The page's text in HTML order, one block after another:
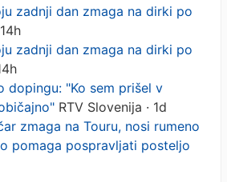
zadnji dan zmaga na dirki po
zadnji dan zmaga na dirki po
dopingu: "Ko sem prišel v
RTV Slovenija · 1d
zmaga na Touru, nosi rumeno
pomaga pospravljati posteljo